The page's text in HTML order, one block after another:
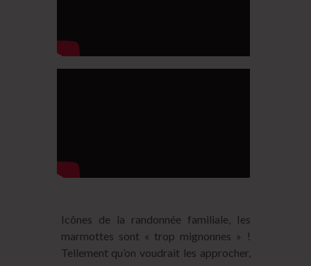
Icônes de la randonnée familiale, les
marmottes sont « trop mignonnes » !
Tellement qu’on voudrait les approcher,